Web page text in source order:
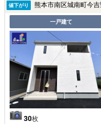
値下がり 熊本市南区城南町今
一戸建て
30枚